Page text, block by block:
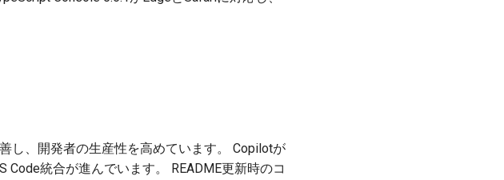
し、開発者の生産性を高めています。 Copilotが
統合が進んでいます。 README更新時のコ